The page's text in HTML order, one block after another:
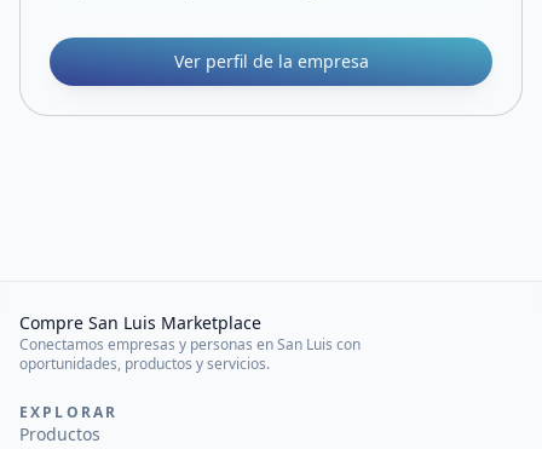
Ver perfil de la empresa
Compre San Luis Marketplace
Conectamos empresas y personas en San Luis con
oportunidades, productos y servicios.
EXPLORAR
Productos